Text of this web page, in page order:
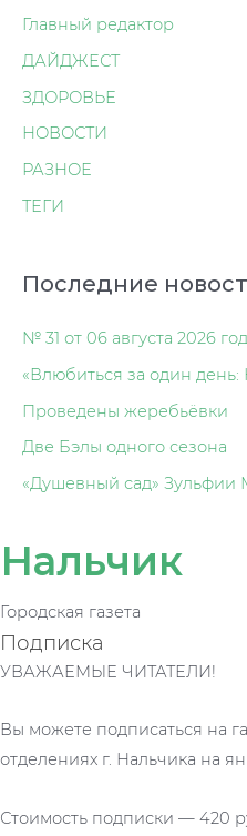
Главный редактор
ДАЙДЖЕСТ
ЗДОРОВЬЕ
НОВОСТИ
РАЗНОЕ
ТЕГИ
Последние
№ 31 от 06 августа 2026 год
«Влюбиться за один день:
Проведены жеребьёвки
Две Бэлы одного сезона
«Душевный сад» Зульфии
Нальчик
Городская газета
Подписка
УВАЖАЕМЫЕ ЧИТАТЕЛИ!
Вы можете подписаться на
отделениях г. Нальчика на
Стоимость подписки — 420